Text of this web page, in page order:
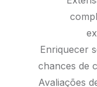
Enriquecer
chances de
Avaliações